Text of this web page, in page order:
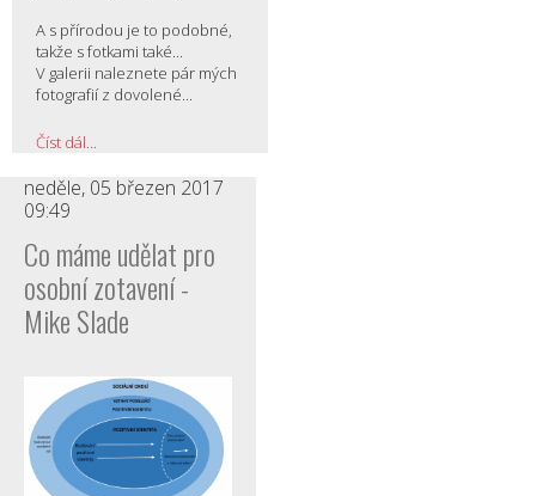
A s přírodou je to podobné,
takže s fotkami také...
V galerii naleznete pár mých
fotografií z dovolené...
Číst dál...
neděle, 05 březen 2017
09:49
Co máme udělat pro
osobní zotavení -
Mike Slade